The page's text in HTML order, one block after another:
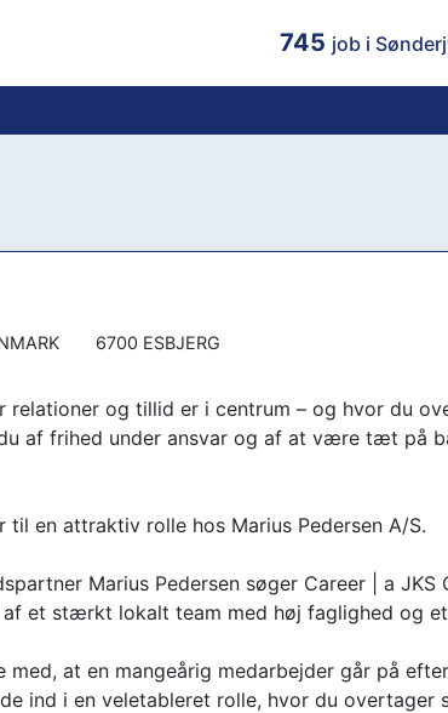
745 job i
6700 ESBJERG
relationer og tillid er i centrum – og hvor du
af frihed under ansvar og af at være tæt på
til en attraktiv rolle hos Marius Pedersen A/S.
Marius Pedersen søger Career | a
af et stærkt lokalt team med høj faglighed og
med, at en mangeårig medarbejder går på
ind i en veletableret rolle, hvor du overtager